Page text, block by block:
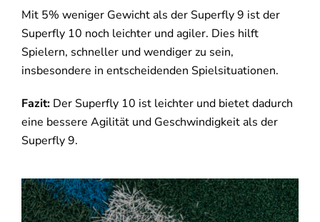
Mit 5% weniger Gewicht als der Superfly 9 ist der
Superfly 10 noch leichter und agiler. Dies hilft
Spielern, schneller und wendiger zu sein,
insbesondere in entscheidenden Spielsituationen.
Fazit:Der Superfly 10 ist leichter und bietet dadurch
eine bessere Agilität und Geschwindigkeit als der
Superfly 9.